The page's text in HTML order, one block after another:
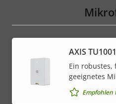
AXIS
Ein
geeignetes
Empfohlen